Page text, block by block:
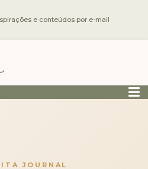
e conteúdos por e-mail
JOURNAL